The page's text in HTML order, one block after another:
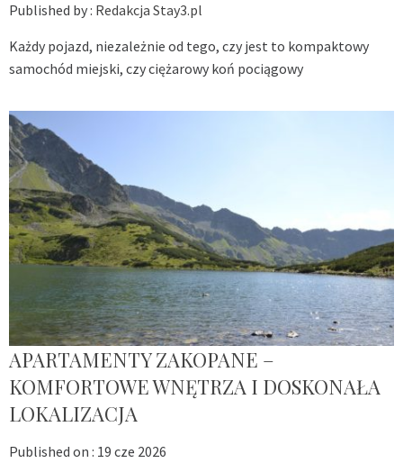
Published by : Redakcja Stay3.pl
Każdy pojazd, niezależnie od tego, czy jest to kompaktowy
samochód miejski, czy ciężarowy koń pociągowy
APARTAMENTY ZAKOPANE –
KOMFORTOWE WNĘTRZA I DOSKONAŁA
LOKALIZACJA
Published on : 19 cze 2026